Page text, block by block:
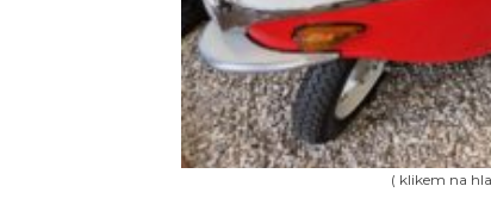
( klikem na